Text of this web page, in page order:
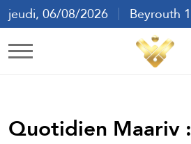
jeudi, 06/08/2026
Beyrouth
ع
Quotidien Maariv :